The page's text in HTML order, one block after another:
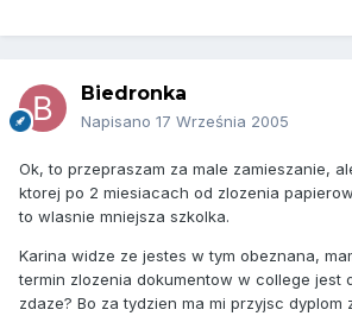
Biedronka
Napisano 17 Września 2005
Ok, to przepraszam za male zamieszanie,
ktorej po 2 miesiacach od zlozenia
to wlasnie mniejsza szkolka.
Karina widze ze jestes w tym obeznana,
termin zlozenia dokumentow w college jest
zdaze? Bo za tydzien ma mi przyjsc dyplom